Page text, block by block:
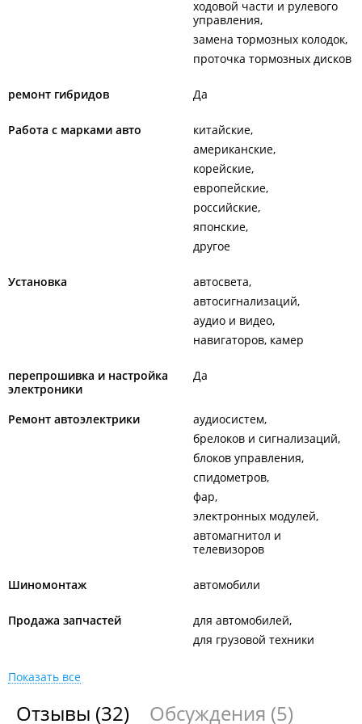
Собственный склад автозапчастей, масел и расходных
Подбор, проверка и покупка "контрактных" запчастей.
ходовой части и рулевого
управления
замена тормозных колодок
проточка тормозных дисков
ремонт гибридов Да
Работа с марками авто
китайские
американские
корейские
европейские
российские
японские
другое
Установка
автосвета
автосигнализаций
аудио и видео
навигаторов, камер
перепрошивка и настройка
электроники
Да
Ремонт автоэлектрики
аудиосистем
брелоков и сигнализаций
блоков управления
спидометров
фар
электронных модулей
автомагнитол и
телевизоров
Шиномонтаж автомобили
Продажа запчастей
для автомобилей
для грузовой техники
Показать все
Отзывы (32) Обсуждения (5)